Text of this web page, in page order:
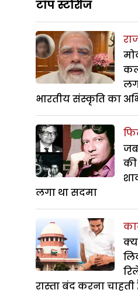
टॉप स्टोरीज
भारतीय संस्कृति का
की
लगा था सदमा
रास्ता बंद करना चाहती